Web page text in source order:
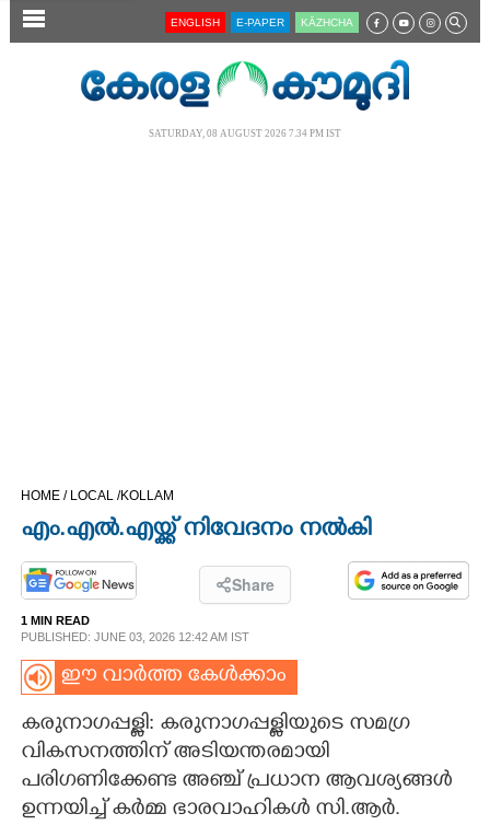
SECTIONS
OPINION
PHOTOS
LIFESTYLE
ENGLISH E-PAPER KĀZHCHA
SATURDAY, 08 AUGUST 2026 7.34 PM IST
HOME / LOCAL /KOLLAM
എം.എൽ.എയ്ക്ക് നിവേദനം നൽകി
Share
1 MIN READ
PUBLISHED: JUNE 03, 2026 12:42 AM IST
ഈ വാർത്ത കേൾക്കാം
കരുനാഗപ്പള്ളി: കരുനാഗപ്പള്ളിയുടെ സമഗ്ര
വികസനത്തിന് അടിയന്തരമായി
പരിഗണിക്കേണ്ട അഞ്ച് പ്രധാന ആവശ്യങ്ങൾ
ഉന്നയിച്ച് കർമ്മ ഭാരവാഹികൾ സി.ആർ.